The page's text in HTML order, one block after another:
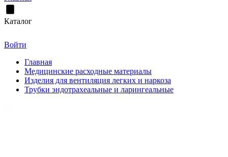
Каталог
Войти
Главная
Медицинские расходные материалы
Изделия для вентиляция легких и наркоза
Трубки эндотрахеальные и ларингеальные